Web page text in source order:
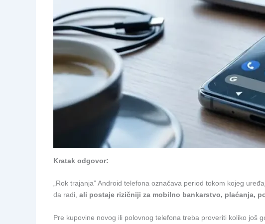
Kratak odgovor:
„Rok trajanja” Android telefona označava period tokom kojeg
da radi, ali postaje rizičniji za mobilno bankarstvo, plaćanja,
Pre kupovine novog ili polovnog telefona treba proveriti koliko još